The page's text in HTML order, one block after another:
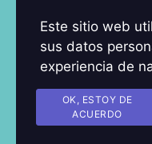
Este sitio web
sus datos
experiencia de
OK, ESTOY DE
ACUERDO